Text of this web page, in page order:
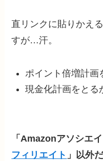
直リンクに貼りかえ
すが…汗。
ポイント倍増計画
現金化計画をとる
「Amazonアソシエ
フィリエイト 」以外